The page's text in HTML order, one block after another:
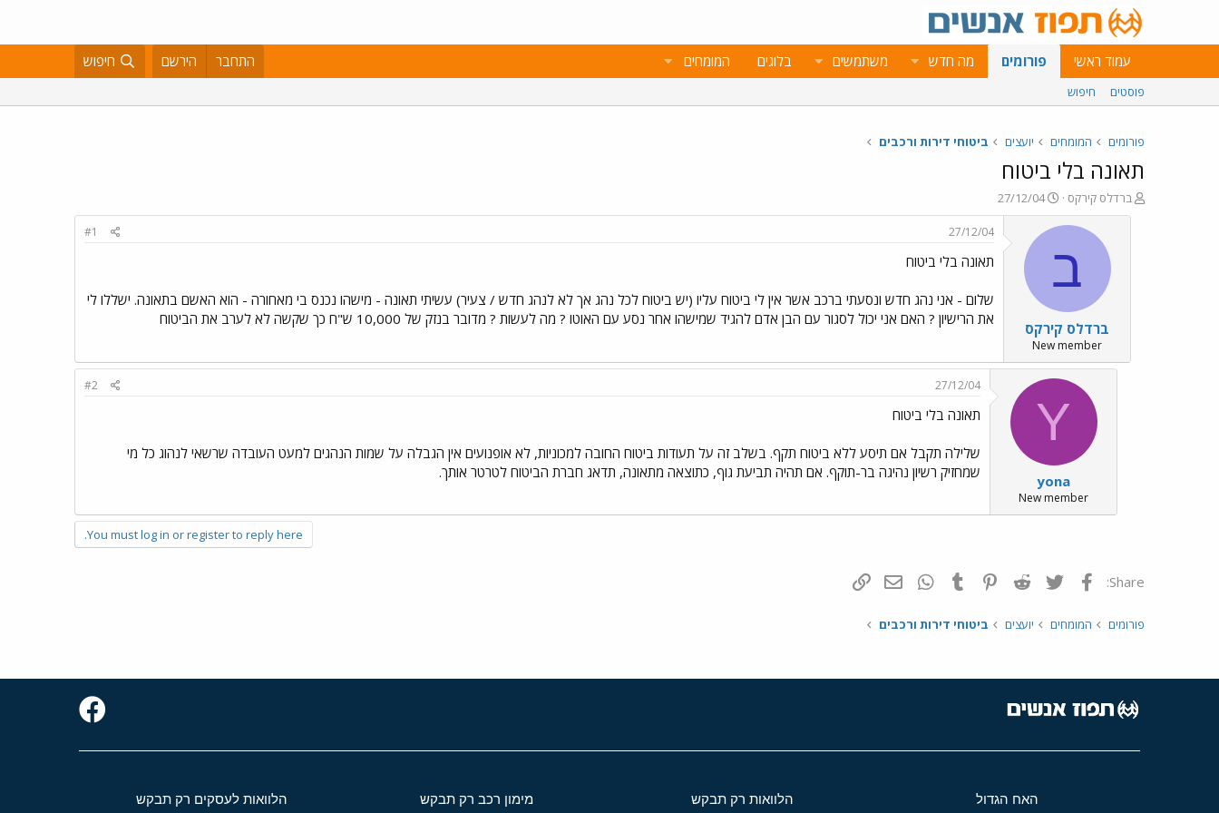
עמוד ראשי פורומים מה חדש משתמשים בלוגים המומחים התחבר הירשם חיפוש
פוסטים חיפוש
פורומים המומחים יועצים ביטוחי דירות ורכבים
תאונה בלי ביטוח
פ
ו
ברדלס קירקס
פ
ו
ר
א
ר
י
ך
27/12/04
ב
ברדלס קירקס
New member
27/12/04
#1
תאונה בלי ביטוח
שלום - אני נהג חדש ונסעתי ברכב אשר אין לי ביטוח עליו (יש ביטוח לכל נהג אך לא לנהג חדש / צעיר) עשיתי תאונה - מישהו נכנס בי מאחורה - הוא האשם בתאונה. ישללו לי
את הרישיון ? האם אני יכול לסגור עם הבן אדם להגיד שמישהו אחר נסע עם האוטו ? מה לעשות ? מדובר בנזק של 10,000 ש"ח כך שקשה לא לערב את הביטוח
Y
yona
New member
27/12/04
#2
תאונה בלי ביטוח
שלילה תקבל אם תיסע ללא ביטוח תקף. בשלב זה על תעודות ביטוח החובה למכוניות, לא אופנועים אין הגבלה על שמות הנהגים למעט העובדה שרשאי לנהוג כל מי
שמחזיק רשיון נהיגה בר-תוקף. אם תהיה תביעת גוף, כתוצאה מתאונה, תדאג חברת הביטוח לטרטר אותך.
You must log in or register to reply here.
Share: פייסבוק Twitter
Reddit
Pinterest
Tumblr
WhatsAppדואר אלקטרוני
פורומים המומחים יועצים ביטוחי דירות ורכבים
האח הגדול הלוואות רק תבקש מימון רכב רק תבקש הלוואות לעסקים רק תבקש